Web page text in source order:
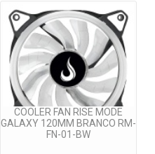
COOLER FAN RISE MODE
GALAXY 120MM BRANCO RM-
FN-01-BW